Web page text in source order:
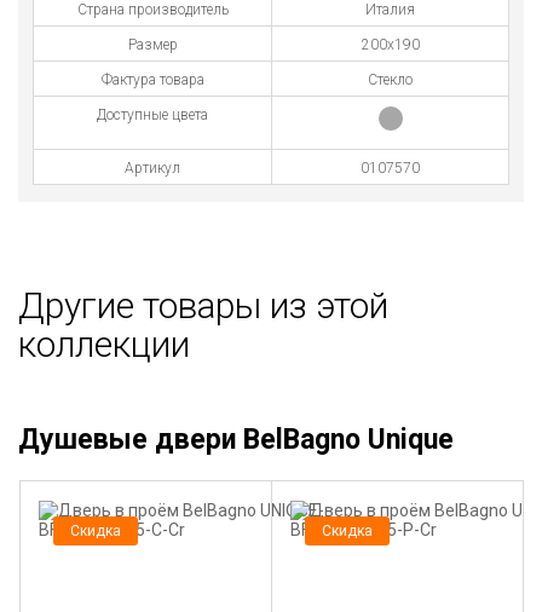
Страна производитель Италия
Размер 200х190
Фактура товара Стекло
Доступные цвета
Артикул 0107570
Другие товары из этой
коллекции
Душевые двери BelBagno Unique
Скидка Скидка